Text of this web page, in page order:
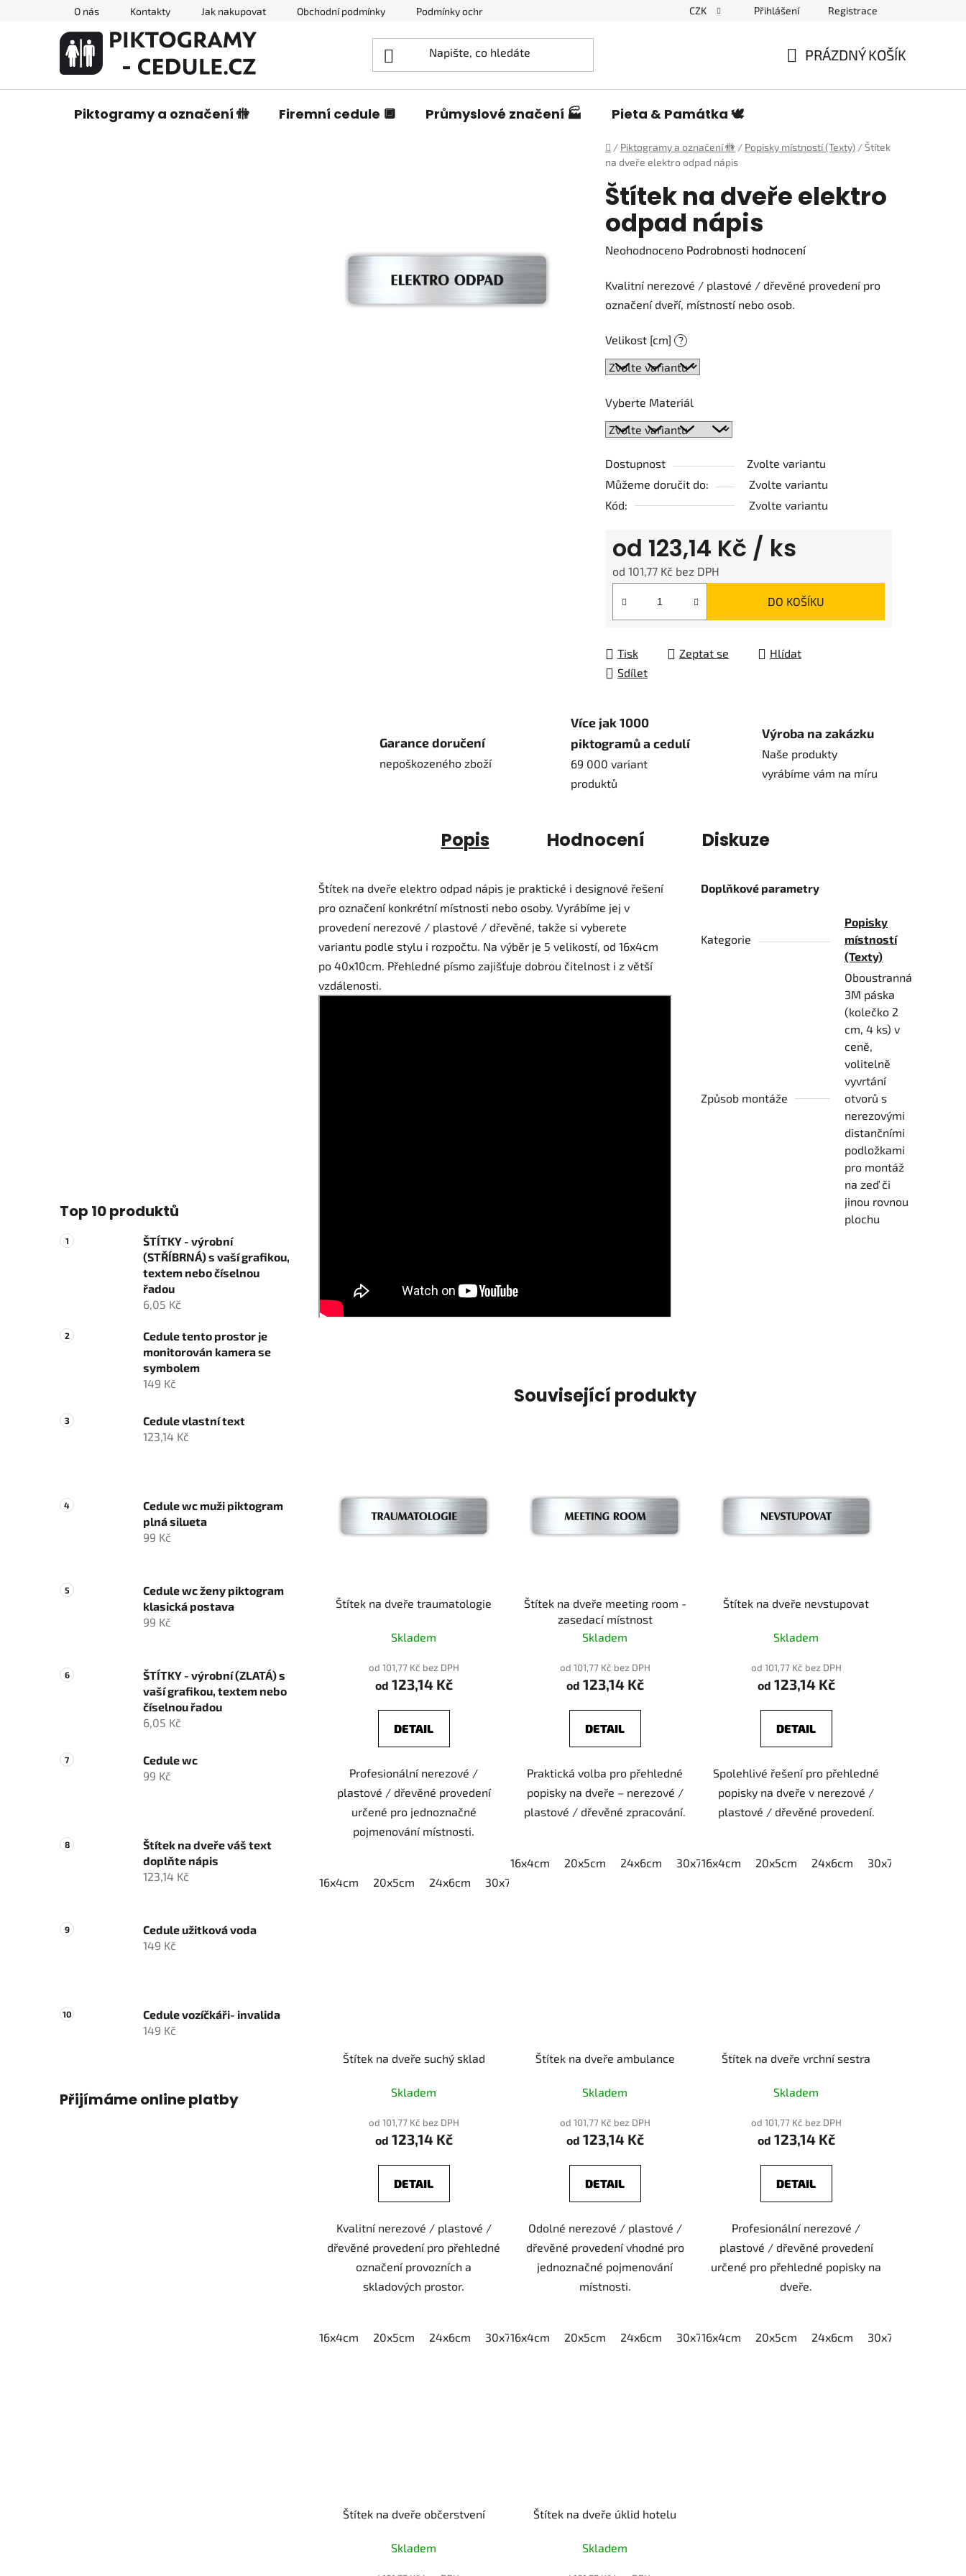
O nás Kontakty Jak nakupovat Obchodní podmínky Podmínky ochrany osobních údajů Blog o cedulích a piktogramech
CZK Přihlášení Registrace
PRÁZDNÝ KOŠÍK
Piktogramy a označení 🚻 Firemní cedule 🔲 Průmyslové značení 🏭 Pieta & Památka 🕊️
Domů
/ Piktogramy a označení 🚻 / Popisky místností (Texty) /Štítek
na dveře elektro odpad nápis
Top 10 produktů
ŠTÍTKY - výrobní
(STŘÍBRNÁ) s vaší grafikou,
textem nebo číselnou
řadou
6,05 Kč
Cedule tento prostor je
monitorován kamera se
symbolem
149 Kč
Cedule vlastní text
123,14 Kč
Cedule wc muži piktogram
plná silueta
99 Kč
Cedule wc ženy piktogram
klasická postava
99 Kč
ŠTÍTKY - výrobní (ZLATÁ) s
vaší grafikou, textem nebo
číselnou řadou
6,05 Kč
Cedule wc
99 Kč
Štítek na dveře váš text
doplňte nápis
123,14 Kč
Cedule užitková voda
149 Kč
Cedule vozíčkáři- invalida
149 Kč
Přijímáme online platby
Štítek na dveře elektro
odpad nápis
Průměrné
produktu
je
z
5
Neohodnoceno Podrobnosti hodnocení
Kvalitní nerezové / plastové / dřevěné provedení pro
označení dveří, místností nebo osob.
Velikost [cm] ?
Vyberte Materiál
Dostupnost
Zvolte variantu
Můžeme doručit do:
Zvolte variantu
Kód:
Zvolte variantu
od 123,14 Kč / ks
od 101,77 Kč bez DPH
DO KOŠÍKU
Tisk Zeptat se
Hlídat
Sdílet
Garance doručení
nepoškozeného zboží
Více jak 1000
piktogramů a cedulí
69 000 variant
produktů
Výroba na zakázku
Naše produkty
vyrábíme vám na míru
Popis Hodnocení Diskuze
Štítek na dveře elektro odpad nápis je praktické i designové řešení
pro označení konkrétní místnosti nebo osoby. Vyrábíme jej v
provedení nerezové / plastové / dřevěné, takže si vyberete
variantu podle stylu i rozpočtu. Na výběr je 5 velikostí, od 16x4cm
po 40x10cm. Přehledné písmo zajišťuje dobrou čitelnost i z větší
vzdálenosti.
Doplňkové parametry
Kategorie
Popisky
místností
(Texty)
Způsob montáže
Oboustranná
3M páska
(kolečko 2
cm, 4 ks) v
ceně,
volitelně
vyvrtání
otvorů s
nerezovými
distančními
podložkami
pro montáž
na zeď či
jinou rovnou
plochu
Související produkty
Štítek na dveře traumatologie
Skladem
od 101,77 Kč bez DPH
od 123,14 Kč
DETAIL
Profesionální nerezové /
plastové / dřevěné provedení
určené pro jednoznačné
pojmenování místnosti.
16x4cm 20x5cm 24x6cm 30x7,5cm
Štítek na dveře meeting room -
zasedací místnost
Skladem
od 101,77 Kč bez DPH
od 123,14 Kč
DETAIL
Praktická volba pro přehledné
popisky na dveře – nerezové /
plastové / dřevěné zpracování.
16x4cm 20x5cm 24x6cm 30x7,5cm 40x10cm
Štítek na dveře nevstupovat
Skladem
od 101,77 Kč bez DPH
od 123,14 Kč
DETAIL
Spolehlivé řešení pro přehledné
popisky na dveře v nerezové /
plastové / dřevěné provedení.
16x4cm 20x5cm 24x6cm 30x7,5cm
Štítek na dveře suchý sklad
Skladem
od 101,77 Kč bez DPH
od 123,14 Kč
DETAIL
Kvalitní nerezové / plastové /
dřevěné provedení pro přehledné
označení provozních a
skladových prostor.
16x4cm 20x5cm 24x6cm 30x7,5cm 40x10cm
Štítek na dveře ambulance
Skladem
od 101,77 Kč bez DPH
od 123,14 Kč
DETAIL
Odolné nerezové / plastové /
dřevěné provedení vhodné pro
jednoznačné pojmenování
místnosti.
16x4cm 20x5cm 24x6cm 30x7,5cm 40x10cm
Štítek na dveře vrchní sestra
Skladem
od 101,77 Kč bez DPH
od 123,14 Kč
DETAIL
Profesionální nerezové /
plastové / dřevěné provedení
určené pro přehledné popisky na
dveře.
16x4cm 20x5cm 24x6cm 30x7,5cm
Štítek na dveře občerstvení
Skladem
Štítek na dveře úklid hotelu
Skladem